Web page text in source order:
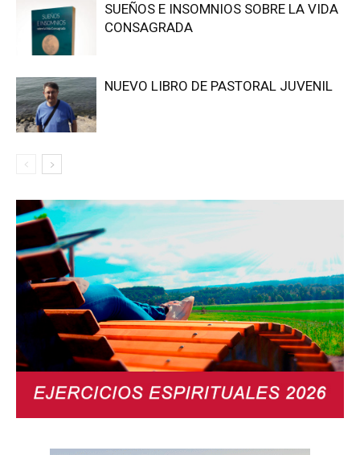
SUEÑOS E INSOMNIOS SOBRE LA VIDA
CONSAGRADA
NUEVO LIBRO DE PASTORAL JUVENIL